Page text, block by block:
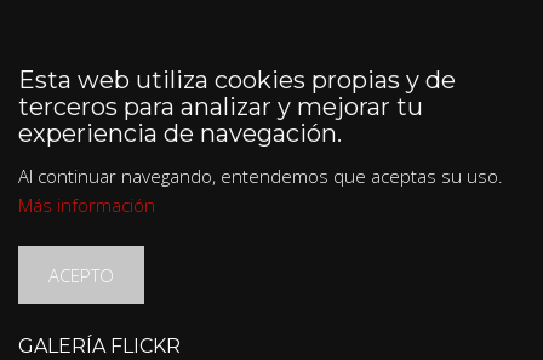
Esta web utiliza cookies propias y de
terceros para analizar y mejorar tu
experiencia de navegación.
Al continuar navegando, entendemos que aceptas su uso.
Más información
ACEPTO
GALERÍA FLICKR